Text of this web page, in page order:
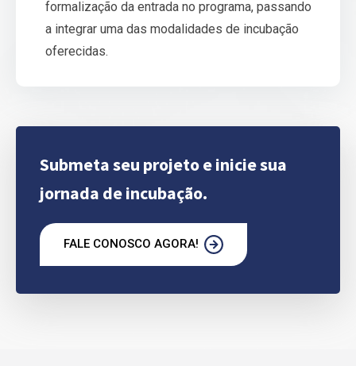
formalização da entrada no programa, passando
a integrar uma das modalidades de incubação
oferecidas.
Submeta seu projeto e inicie sua
jornada de incubação.
FALE CONOSCO AGORA!